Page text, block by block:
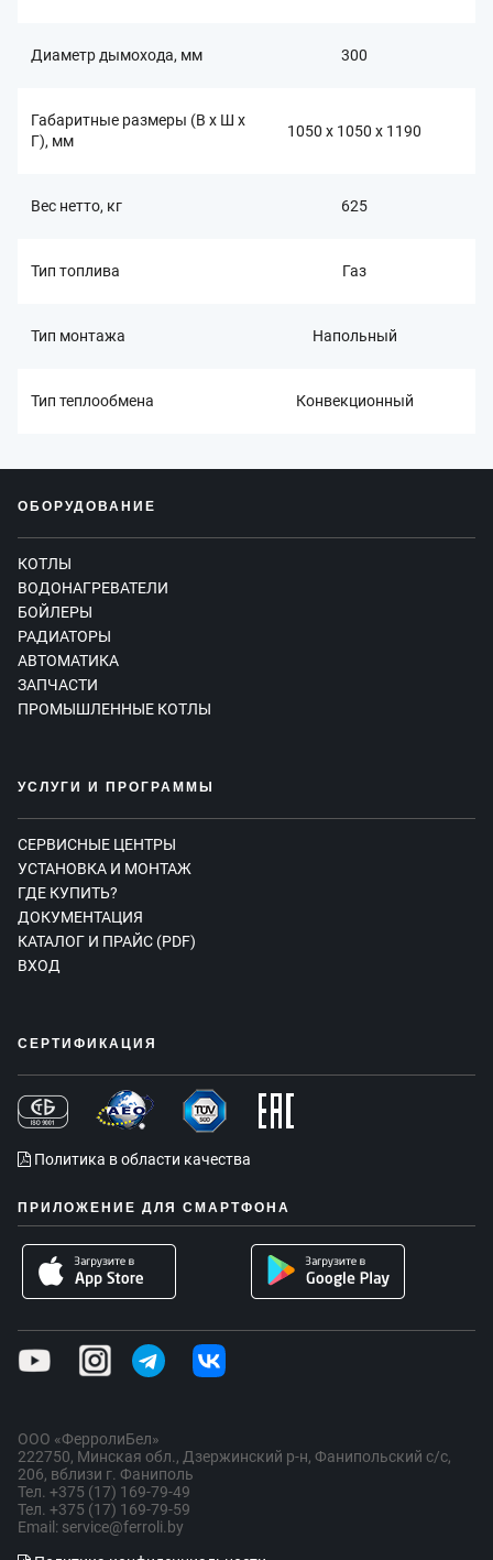
Диаметр дымохода, мм 300
Габаритные размеры (В x Ш x
Г), мм
1050 x 1050 x 1190
Вес нетто, кг 625
Тип топлива Газ
Тип монтажа Напольный
Тип теплообмена Конвекционный
ОБОРУДОВАНИЕ
КОТЛЫ
ВОДОНАГРЕВАТЕЛИ
БОЙЛЕРЫ
РАДИАТОРЫ
АВТОМАТИКА
ЗАПЧАСТИ
ПРОМЫШЛЕННЫЕ КОТЛЫ
УСЛУГИ И ПРОГРАММЫ
СЕРВИСНЫЕ ЦЕНТРЫ
УСТАНОВКА И МОНТАЖ
ГДЕ КУПИТЬ?
ДОКУМЕНТАЦИЯ
КАТАЛОГ И ПРАЙС (PDF)
ВХОД
СЕРТИФИКАЦИЯ
Политика в области качества
ПРИЛОЖЕНИЕ ДЛЯ СМАРТФОНА
ООО «ФерролиБел»
222750, Минская обл., Дзержинский р-н, Фанипольский с/с,
206, вблизи г. Фаниполь
Тел. +375 (17) 169-79-49
Тел. +375 (17) 169-79-59
Email: service@ferroli.by